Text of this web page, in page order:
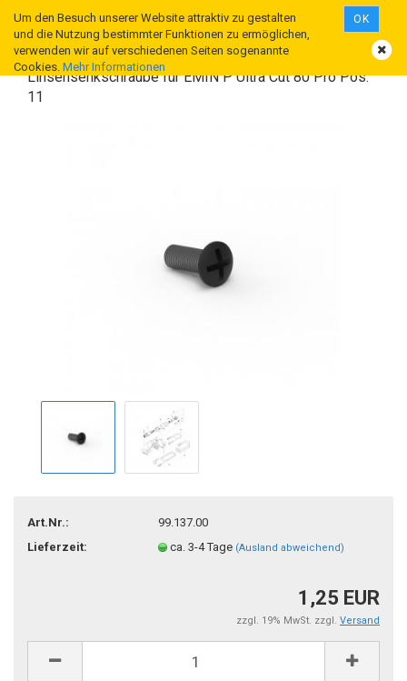
Um den Besuch unserer Website attraktiv zu gestalten
und die Nutzung bestimmter Funktionen zu ermöglichen,
verwenden wir auf verschiedenen Seiten sogenannte
Cookies. Mehr Informationen
OK
Linsensenkschraube für EMIN P Ultra Cut 80 Pro Pos.
11
Art.Nr.:
99.137.00
Lieferzeit:
ca. 3-4 Tage (Ausland abweichend)
1,25 EUR
zzgl. 19% MwSt. zzgl. Versand